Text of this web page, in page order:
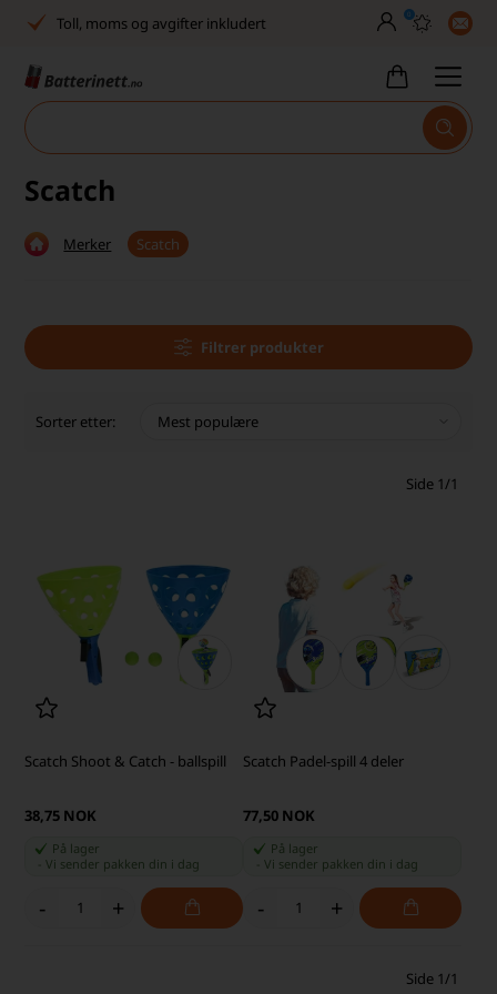
Toll, moms og avgifter inkludert
30 dagers full returrett
Leveringstid 2-5 arbeidsdager
30 dagers full returrett
0
Scatch
Merker Scatch
Filtrer produkter
Sorter etter:
Side 1/1
Scatch Shoot & Catch - ballspill
38,75 NOK
På lager
-Vi sender pakken din i dag
- +
Scatch Padel-spill 4 deler
77,50 NOK
På lager
Vi sender pakken din i dag
- +
Side 1/1